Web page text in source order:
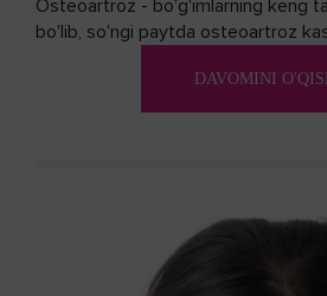
Osteoartroz - bo'g'imlarning keng
bo'lib, so'ngi paytda osteoartroz
DAVOMINI